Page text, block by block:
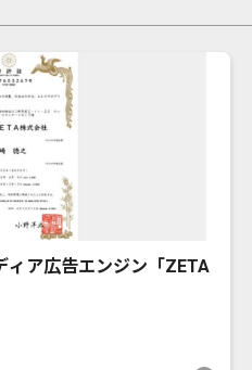
ィア広告エンジン「ZETA